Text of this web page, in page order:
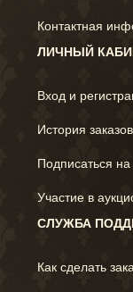
Контактная
ЛИЧНЫЙ
Вход и
История заказов
Подписаться
Участие в
СЛУЖБА
Как сделать